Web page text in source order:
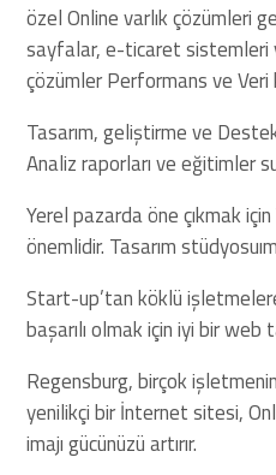
özel Online varlık çözümleri
sayfalar, e-ticaret sistemleri
çözümler Performans ve Veri
Tasarım, geliştirme ve
Analiz raporları ve eğitimler
Yerel pazarda öne çıkmak
önemlidir. Tasarım
Start-up’tan köklü
başarılı olmak için iyi bir web
Regensburg, birçok
yenilikçi bir İnternet sitesi,
imajı gücünüzü artırır.